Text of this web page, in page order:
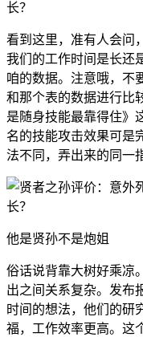
看到这里，准有人会问
我们的工作时间是长还
咱的数据。注意哦，不
和那个表的数据进行比
是随身技能最靠得住》
名的技能攻击效果可是
法不同，弄出来的同一
他是贤孙不是炮姐
俗话说背靠大树好乘凉
出之间关系复杂。发布
时间 的想法，他们的研
福，工作效率更高。这